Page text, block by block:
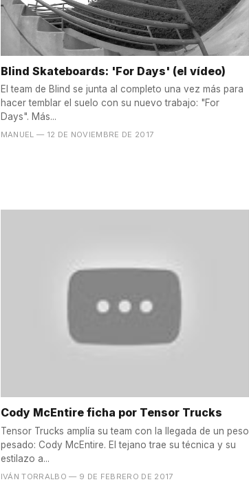
Blind Skateboards: 'For Days' (el vídeo)
El team de Blind se junta al completo una vez más para
hacer temblar el suelo con su nuevo trabajo: "For
Days". Más...
MANUEL — 12 DE NOVIEMBRE DE 2017
Cody McEntire ficha por Tensor Trucks
Tensor Trucks amplía su team con la llegada de un peso
pesado: Cody McEntire. El tejano trae su técnica y su
estilazo a...
IVÁN TORRALBO — 9 DE FEBRERO DE 2017